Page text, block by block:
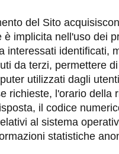
del Sito
implicita nell'uso dei
interessati identificati,
da terzi, permettere
utilizzati dagli
richieste, l'orario della
il codice
al sistema
statistiche